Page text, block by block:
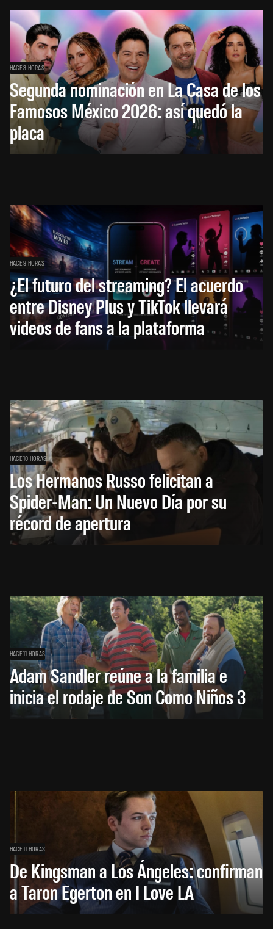
HACE 3 HORAS
Segunda nominación en La Casa de los
Famosos México 2026: así quedó la
placa
HACE 9 HORAS
¿El futuro del streaming? El acuerdo
entre Disney Plus y TikTok llevará
videos de fans a la plataforma
HACE 10 HORAS
Los Hermanos Russo felicitan a
Spider-Man: Un Nuevo Día por su
récord de apertura
HACE 11 HORAS
Adam Sandler reúne a la familia e
inicia el rodaje de Son Como Niños 3
HACE 11 HORAS
De Kingsman a Los Ángeles: confirman
a Taron Egerton en I Love LA